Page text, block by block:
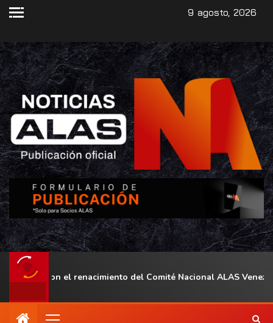
9 agosto, 2026
con el renacimiento del Comité Nacional ALAS Venezuela